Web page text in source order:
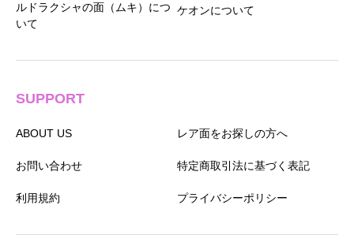
ルドラクシャの面（ムキ）につ
いて
ケオンについて
SUPPORT
ABOUT US レア面をお探しの方へ
お問い合わせ 特定商取引法に基づく表記
利用規約 プライバシーポリシー